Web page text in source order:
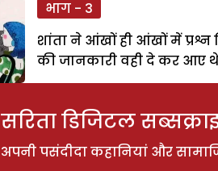
भाग - 3
शांता ने आंखों ही आंखों में
की जानकारी वही दे कर आए
सरिता डिजिटल
अपनी पसंदीदा कहानियां और